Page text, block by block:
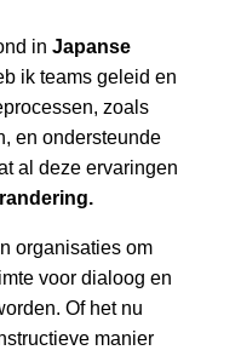
in Japanse
ik teams geleid en
zoals
en ondersteunde
al deze ervaringen
organisaties om
voor dialoog en
Of het nu
manier